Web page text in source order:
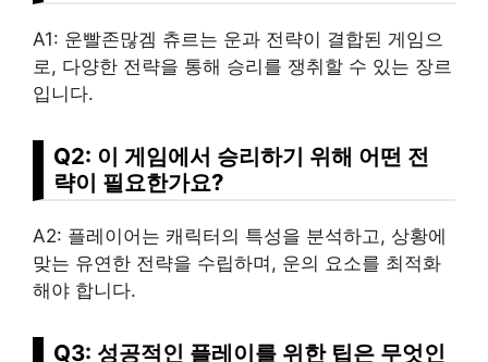
A1: 운빨존많겜 츄르는 운과 전략이 결합된 게임으
로, 다양한 전략을 통해 승리를 쟁취할 수 있는 장르
입니다.
Q2: 이 게임에서 승리하기 위해 어떤 전
략이 필요한가요?
A2: 플레이어는 캐릭터의 특성을 분석하고, 상황에
맞는 유연한 전략을 수립하며, 운의 요소를 최적화
해야 합니다.
Q3: 성공적인 플레이를 위한 팁은 무엇인